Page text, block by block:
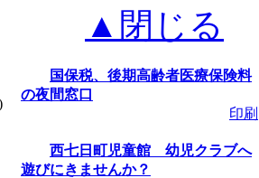
▲閉じる
国保税、後期高齢者医療保険料
の夜間窓口
印刷
西七日町児童館 幼児クラブへ
遊びにきませんか？